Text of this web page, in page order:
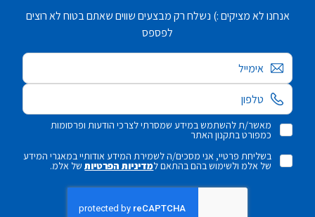
אנחנו לא מציקים :) נשלח רק מבצעים שווים שאתם בטוח לא רוצים
לפספס
אימייל
מאשר/ת להשתמש במידע שמסרתי לצרכי הודעות ופרסומות
כמפורט בתקנון האתר
בשליחת פרטיי, אני מסכים/ה לשמירת המידע אודותיי במאגרי המידע
של אלמ ולשימוש בהם בהתאם למדיניות הפרטיותשל אלמ.